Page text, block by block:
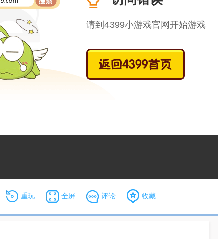
重玩 全屏 评论 收藏